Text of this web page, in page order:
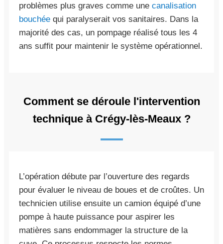
problèmes plus graves comme une canalisation
bouchée qui paralyserait vos sanitaires. Dans la
majorité des cas, un pompage réalisé tous les 4
ans suffit pour maintenir le système opérationnel.
Comment se déroule l'intervention
technique à Crégy-lès-Meaux ?
L’opération débute par l’ouverture des regards
pour évaluer le niveau de boues et de croûtes. Un
technicien utilise ensuite un camion équipé d’une
pompe à haute puissance pour aspirer les
matières sans endommager la structure de la